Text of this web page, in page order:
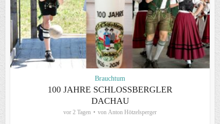
Brauchtum
100 JAHRE SCHLOSSBERGLER D
ACHAU
vor 2 Tagen von Anton Hötzelsperger